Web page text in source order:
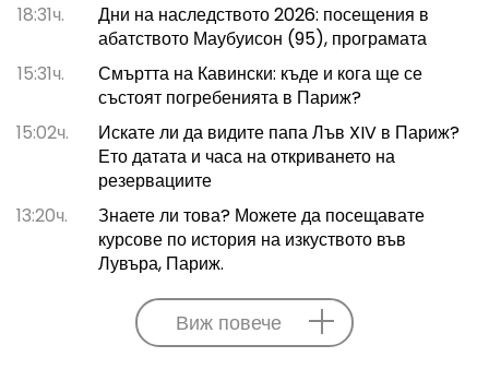
18:31ч.
Дни на наследството 2026: посещения в
абатството Маубуисон (95), програмата
15:31ч.
Смъртта на Кавински: къде и кога ще се
състоят погребенията в Париж?
15:02ч.
Искате ли да видите папа Лъв XIV в Париж?
Ето датата и часа на откриването на
резервациите
13:20ч.
Знаете ли това? Можете да посещавате
курсове по история на изкуството във
Лувъра, Париж.
Виж повече